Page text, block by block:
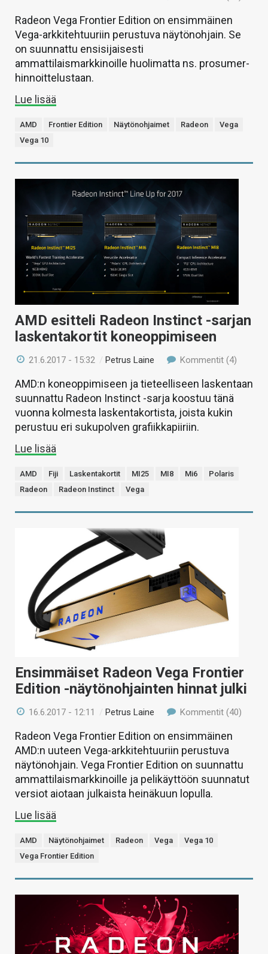
Radeon Vega Frontier Edition on ensimmäinen
Vega-arkkitehtuuriin perustuva näytönohjain. Se
on suunnattu ensisijaisesti
ammattilaismarkkinoille huolimatta ns. prosumer-
hinnoittelustaan.
Lue lisää
AMD Frontier Edition Näytönohjaimet Radeon
Vega
Vega 10
AMD esitteli Radeon Instinct -sarjan
laskentakortit koneoppimiseen
21.6.2017 - 15:32 / Petrus Laine Kommentit (4)
AMD:n koneoppimiseen ja tieteelliseen laskentaan
suunnattu Radeon Instinct -sarja koostuu tänä
vuonna kolmesta laskentakortista, joista kukin
perustuu eri sukupolven grafiikkapiiriin.
Lue lisää
AMD Fiji Laskentakortit MI25 MI8 Mi6
Polaris
Radeon
Radeon Instinct Vega
Ensimmäiset Radeon Vega Frontier
Edition -näytönohjainten hinnat julki
16.6.2017 - 12:11 /Petrus Laine Kommentit (40)
Radeon Vega Frontier Edition on ensimmäinen
AMD:n uuteen Vega-arkkitehtuuriin perustuva
näytönohjain. Vega Frontier Edition on suunnattu
ammattilaismarkkinoille ja pelikäyttöön suunnatut
versiot aiotaan julkaista heinäkuun lopulla.
Lue lisää
AMD Näytönohjaimet Radeon Vega
Vega 10
Vega Frontier Edition